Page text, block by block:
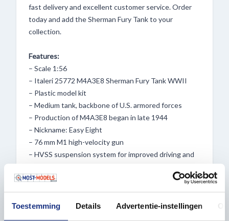
Toestemming Details Advertentie-instellingen
fast delivery and excellent customer service. Order
today and add the Sherman Fury Tank to your
collection.
Features:
– Scale 1:56
– Italeri 25772 M4A3E8 Sherman Fury Tank WWII
– Plastic model kit
– Medium tank, backbone of U.S. armored forces
– Production of M4A3E8 began in late 1944
– Nickname: Easy Eight
– 76 mm M1 high-velocity gun
– HVSS suspension system for improved driving and
– Deployed in the final stages of World War II
– Active role in the Korean War
– 100% new mould